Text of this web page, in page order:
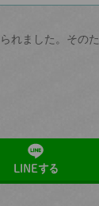
れました。そのた
LINEする